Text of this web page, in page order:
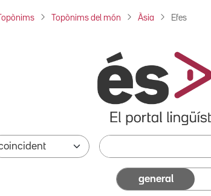
Topònims Topònims del món Àsia Efes
general